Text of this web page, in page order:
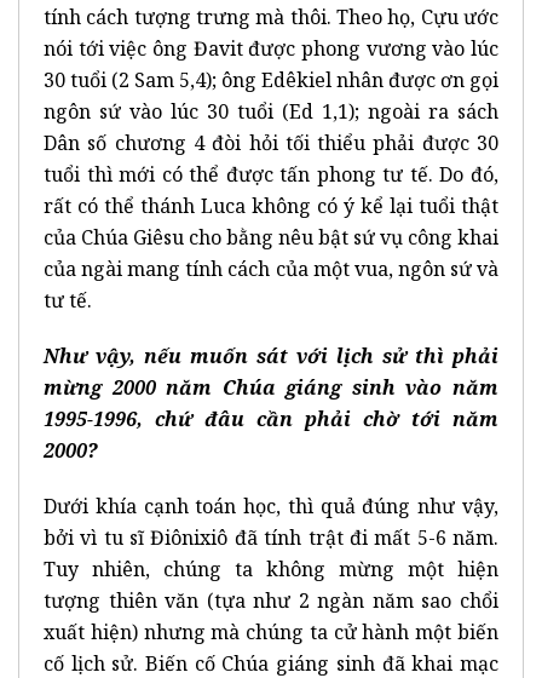
tính cách tượng trưng mà thôi. Theo họ, Cựu ước
nói tới việc ông Đavit được phong vương vào lúc
30 tuổi (2 Sam 5,4); ông Edêkiel nhân được ơn gọi
ngôn sứ vào lúc 30 tuổi (Ed 1,1); ngoài ra sách
Dân số chương 4 đòi hỏi tối thiểu phải được 30
tuổi thì mới có thể được tấn phong tư tế. Do đó,
rất có thể thánh Luca không có ý kể lại tuổi thật
của Chúa Giêsu cho bằng nêu bật sứ vụ công khai
của ngài mang tính cách của một vua, ngôn sứ và
tư tế.
Như vậy, nếu muốn sát với lịch sử thì phải
mừng 2000 năm Chúa giáng sinh vào năm
1995-1996, chứ đâu cần phải chờ tới năm
2000?
Dưới khía cạnh toán học, thì quả đúng như vậy,
bởi vì tu sĩ Điônixiô đã tính trật đi mất 5-6 năm.
Tuy nhiên, chúng ta không mừng một hiện
tượng thiên văn (tựa như 2 ngàn năm sao chổi
xuất hiện) nhưng mà chúng ta cử hành một biến
cố lịch sử. Biến cố Chúa giáng sinh đã khai mạc